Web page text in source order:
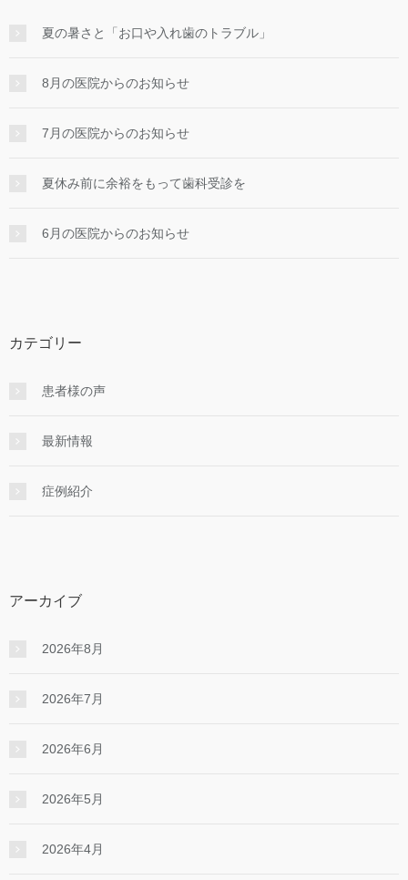
夏の暑さと「お口や入れ歯のトラブル」
8月の医院からのお知らせ
7月の医院からのお知らせ
夏休み前に余裕をもって歯科受診を
6月の医院からのお知らせ
カテゴリー
患者様の声
最新情報
症例紹介
アーカイブ
2026年8月
2026年7月
2026年6月
2026年5月
2026年4月